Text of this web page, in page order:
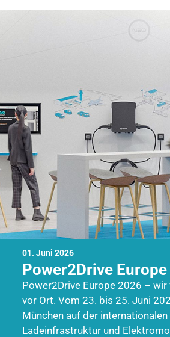
01. Juni 2026
Power2Drive
Power2Drive Europe 2026 –
vor Ort. Vom 23. bis 25. Juni
München auf der
Ladeinfrastruktur und